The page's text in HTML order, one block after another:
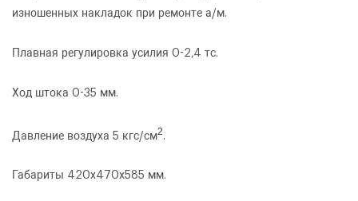
изношенных накладок при ремонте а/м.
Плавная регулировка усилия 0-2,4 тс.
Ход штока 0-35 мм.
Давление воздуха 5 кгс/см2.
Габариты 420х470х585 мм.
Пневмопресс настольный Р-335